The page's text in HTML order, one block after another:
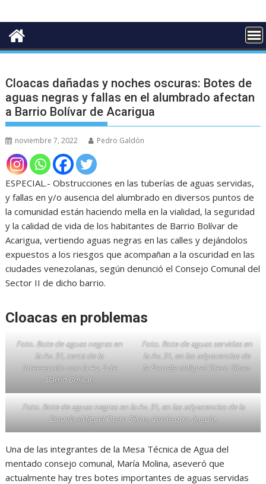
Cloacas dañadas y noches oscuras: Botes de
aguas negras y fallas en el alumbrado afectan
a Barrio Bolívar de Acarigua
noviembre 7, 2022 Pedro Galdón
ESPECIAL.- Obstrucciones en las tuberías de aguas servidas,
y fallas en y/o ausencia del alumbrado en diversos puntos de
la comunidad están haciendo mella en la vialidad, la seguridad
y la calidad de vida de los habitantes de Barrio Bolívar de
Acarigua, vertiendo aguas negras en las calles y dejándolos
expuestos a los riesgos que acompañan a la oscuridad en las
ciudades venezolanas, según denunció el Consejo Comunal del
Sector II de dicho barrio.
Cloacas en problemas
Foto. Bote de aguas negras en
la Av. 31, cerca de la
intersección con la Av. 2 de
Barrio Bolívar.
Foto. Bote de aguas servidas en
la Av. 31, en las adyacencias de
la Escuela «Miguel Otero Silva».
Foto. Bote de aguas negras en la Av. 31, en las adyacencias de la
Escuela «Miguel Otero Silva», desde otro ángulo.
Una de las integrantes de la Mesa Técnica de Agua del
mentado consejo comunal, María Molina, aseveró que
actualmente hay tres botes importantes de aguas servidas